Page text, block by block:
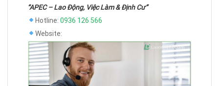
“APEC – Lao Động, Việc Làm & Định Cư”
Hotline: 0936 126 566
Website: